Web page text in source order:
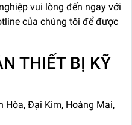
vui lòng đến ngay với
của chúng tôi để được
THIẾT BỊ KỸ
Hòa, Đại Kim, Hoàng Mai,